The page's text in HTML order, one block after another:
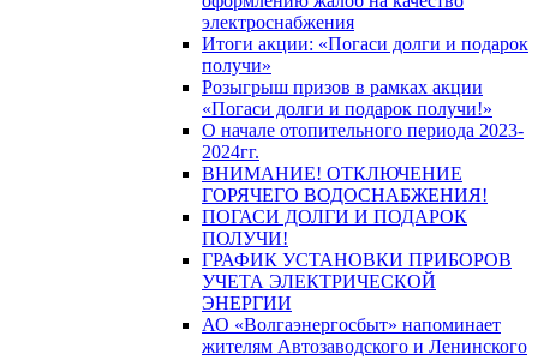
электроснабжения
Итоги акции: «Погаси долги и подарок
получи»
Розыгрыш призов в рамках акции
«Погаси долги и подарок получи!»
О начале отопительного периода 2023-
2024гг.
ВНИМАНИЕ! ОТКЛЮЧЕНИЕ
ГОРЯЧЕГО ВОДОСНАБЖЕНИЯ!
ПОГАСИ ДОЛГИ И ПОДАРОК
ПОЛУЧИ!
ГРАФИК УСТАНОВКИ ПРИБОРОВ
УЧЕТА ЭЛЕКТРИЧЕСКОЙ
ЭНЕРГИИ
АО «Волгаэнергосбыт» напоминает
жителям Автозаводского и Ленинского